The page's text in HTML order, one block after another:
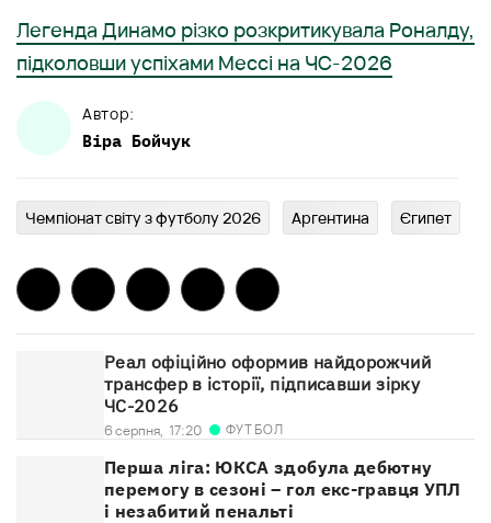
Легенда Динамо різко розкритикувала Роналду,
підколовши успіхами Мессі на ЧС-2026
Автор:
Віра Бойчук
Чемпіонат світу з футболу 2026 Аргентина Єгипет
Реал офіційно оформив найдорожчий
трансфер в історії, підписавши зірку
ЧС-2026
6 серпня, 17:20 ФУТБОЛ
Перша ліга: ЮКСА здобула дебютну
перемогу в сезоні – гол екс-гравця УПЛ
і незабитий пенальті